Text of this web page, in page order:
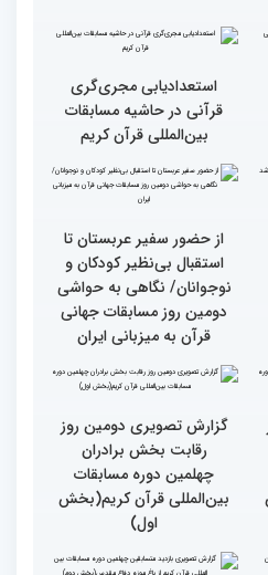
چهارم)
گزارش تصویری برگی از
فعالیت های کمیته پشتیبانی
چهلمین دوره مسابقات بین
المللی قران کریم
استعدادیابی مجری‌گری
قرآنی در حاشیه مسابقات
از حضور سفیر عربستان تا
استقبال بی‌نظیر کودکان و
نوجوانان/ نگاهی به حواشی
دومین روز مسابقات جهانی
قرآن به میزبانی ایران